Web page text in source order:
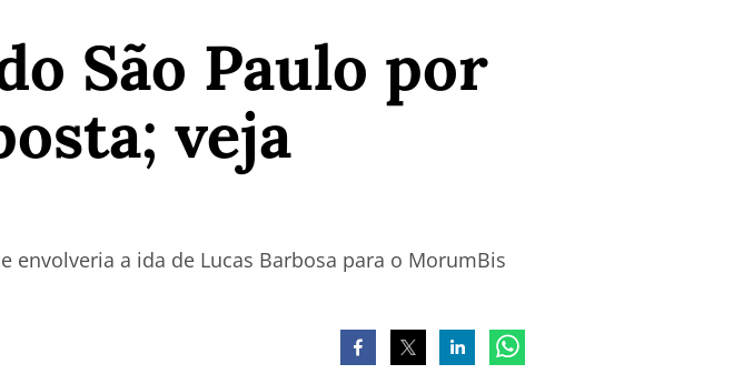
São Paulo por
veja
envolveria a ida de Lucas Barbosa para o MorumBis